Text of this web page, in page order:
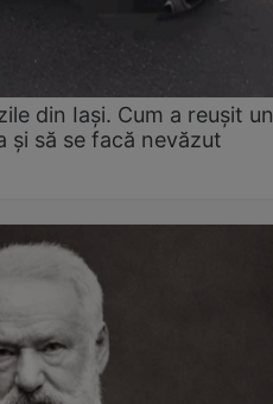
din Iași. Cum a reușit un
și să se facă nevăzut